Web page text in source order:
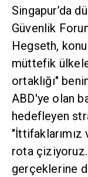
Güvenlik
ülkeleri
benimseyen ve
bağımlılıktan
stratejisini
rota, güç ve
Bu rota,
ortaklarımızı